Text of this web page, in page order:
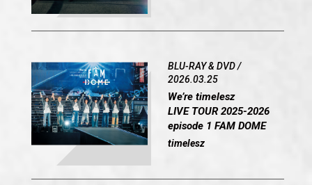
BLU-RAY & DVD /
2026.03.25
We’re timelesz
LIVE TOUR 2025-2026
episode 1 FAM DOME
timelesz